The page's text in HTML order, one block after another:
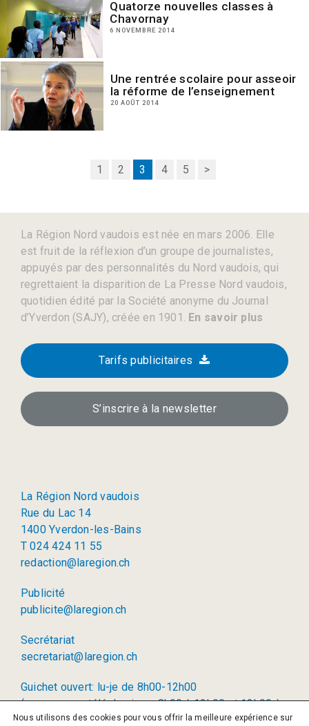
Quatorze nouvelles classes à
Chavornay
6 NOVEMBRE 2014
Une rentrée scolaire pour asseoir
la réforme de l’enseignement
20 AOÛT 2014
1 2 3 4 5 >
La Région Nord vaudois est née en mars 2006. Elle
est fruit de la réflexion d’un groupe de journalistes,
appuyés par des personnalités du Nord vaudois, qui
regrettaient la disparition de La Presse Nord vaudois,
quotidien édité par la Société anonyme du Journal
d’Yverdon (SAJY), créée en 1901. En savoir plus
Tarifs publicitaires
S’inscrire à la newsletter
La Région Nord vaudois
Rue du Lac 14
1400 Yverdon-les-Bains
T 024 424 11 55
redaction@laregion.ch
Publicité
publicite@laregion.ch
Secrétariat
secretariat@laregion.ch
Guichet ouvert: lu-je de 8h00-12h00
(permanence téléphonique: 8h00 à 12h00 et 13h00 à
17h00)
Nous utilisons des cookies pour vous offrir la meilleure expérience sur